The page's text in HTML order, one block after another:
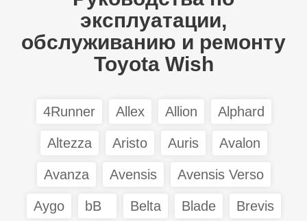
эксплуатации,
обслуживанию и ремонту
Toyota Wish
4Runner Allex Allion Alphard
Altezza Aristo Auris Avalon
Avanza Avensis Avensis Verso
Aygo bB Belta Blade Brevis